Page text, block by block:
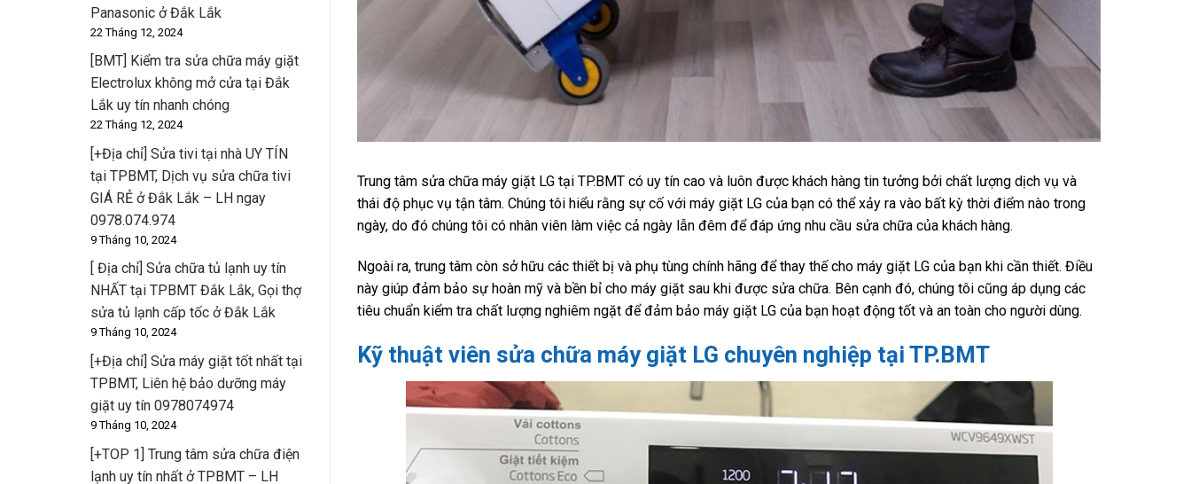
Panasonic ở Đắk Lắk
22 Tháng 12, 2024
[BMT] Kiểm tra sửa chữa máy giặt
Electrolux không mở cửa tại Đắk
Lắk uy tín nhanh chóng
22 Tháng 12, 2024
[+Địa chỉ] Sửa tivi tại nhà UY TÍN
tại TPBMT, Dịch vụ sửa chữa tivi
GIÁ RẺ ở Đắk Lắk – LH ngay
0978.074.974
9 Tháng 10, 2024
[ Địa chỉ] Sửa chữa tủ lạnh uy tín
NHẤT tại TPBMT Đắk Lắk, Gọi thợ
sửa tủ lạnh cấp tốc ở Đắk Lắk
9 Tháng 10, 2024
[+Địa chỉ] Sửa máy giặt tốt nhất tại
TPBMT, Liên hệ bảo dưỡng máy
giặt uy tín 0978074974
9 Tháng 10, 2024
[+TOP 1] Trung tâm sửa chữa điện
lạnh uy tín nhất ở TPBMT – LH
Trung tâm sửa chữa máy giặt LG tại TP.BMT có uy tín cao và luôn được khách hàng tin tưởng bởi chất lượng dịch vụ và
thái độ phục vụ tận tâm. Chúng tôi hiểu rằng sự cố với máy giặt LG của bạn có thể xảy ra vào bất kỳ thời điểm nào trong
ngày, do đó chúng tôi có nhân viên làm việc cả ngày lẫn đêm để đáp ứng nhu cầu sửa chữa của khách hàng.
Ngoài ra, trung tâm còn sở hữu các thiết bị và phụ tùng chính hãng để thay thế cho máy giặt LG của bạn khi cần thiết. Điều
này giúp đảm bảo sự hoàn mỹ và bền bỉ cho máy giặt sau khi được sửa chữa. Bên cạnh đó, chúng tôi cũng áp dụng các
tiêu chuẩn kiểm tra chất lượng nghiêm ngặt để đảm bảo máy giặt LG của bạn hoạt động tốt và an toàn cho người dùng.
Kỹ thuật viên sửa chữa máy giặt LG chuyên nghiệp tại TP.BMT